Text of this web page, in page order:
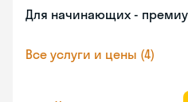
Для начинающих -
Все услуги и цены (4)